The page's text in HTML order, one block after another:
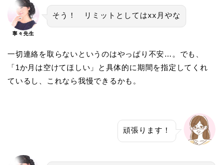
寧々先生
そう！ リミットとしてはxx月やな
一切連絡を取らないというのはやっぱり不安…。でも、
「1か月は空けてほしい」と具体的に期間を指定してくれ
ているし、これなら我慢できるかも。
頑張ります！